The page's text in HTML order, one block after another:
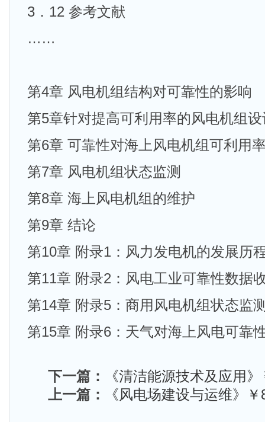
3．12 参考文献
……
第4章 风电机组结构对可靠性的影响
第5章针对提高可利用率的风电机组
第6章 可靠性对海上风电机组可利用
第7章 风电机组状态监测
第8章 海上风电机组的维护
第9章 结论
第10章 附录1：风力发电机的发展历
第11章 附录2：风电工业可靠性数据
第14章 附录5：商用风电机组状态监
第15章 附录6：天气对海上风电可靠
下一篇：
《清洁能源技术及应用
上一篇：
《风电场建设与运维》￥